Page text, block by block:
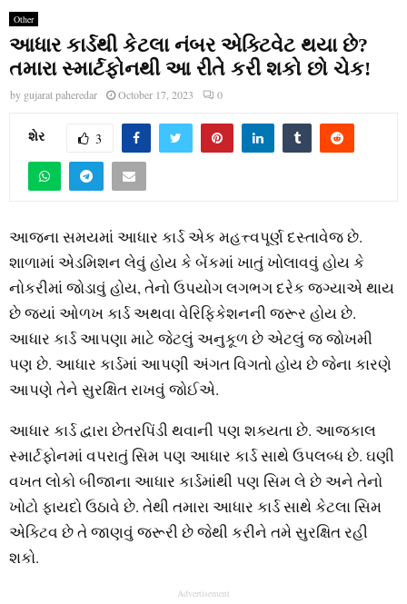
Other
આધાર કાર્ડથી કેટલા નંબર એક્ટિવેટ થયા છે?
તમારા સ્માર્ટફોનથી આ રીતે કરી શકો છો ચેક!
by gujarat paheredar October 17, 2023 0
શેર 3
આજના સમયમાં આધાર કાર્ડ એક મહત્ત્વપૂર્ણ દસ્તાવેજ છે.
શાળામાં એડમિશન લેવું હોય કે બેંકમાં ખાતું ખોલાવવું હોય કે
નોકરીમાં જોડાવું હોય, તેનો ઉપયોગ લગભગ દરેક જગ્યાએ થાય
છે જ્યાં ઓળખ કાર્ડ અથવા વેરિફિકેશનની જરૂર હોય છે.
આધાર કાર્ડ આપણા માટે જેટલું અનુકૂળ છે એટલું જ જોખમી
પણ છે. આધાર કાર્ડમાં આપણી અંગત વિગતો હોય છે જેના કારણે
આપણે તેને સુરક્ષિત રાખવું જોઈએ.
આધાર કાર્ડ દ્વારા છેતરપિંડી થવાની પણ શક્યતા છે. આજકાલ
સ્માર્ટફોનમાં વપરાતું સિમ પણ આધાર કાર્ડ સાથે ઉપલબ્ધ છે. ઘણી
વખત લોકો બીજાના આધાર કાર્ડમાંથી પણ સિમ લે છે અને તેનો
ખોટો ફાયદો ઉઠાવે છે. તેથી તમારા આધાર કાર્ડ સાથે કેટલા સિમ
એક્ટિવ છે તે જાણવું જરૂરી છે જેથી કરીને તમે સુરક્ષિત રહી
શકો.
Advertisement